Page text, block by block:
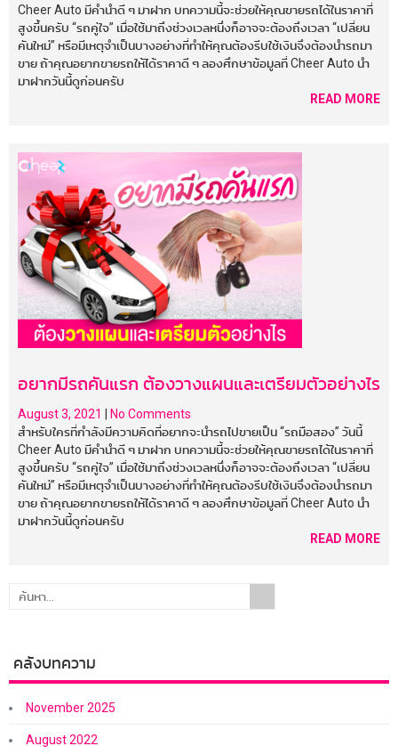
Cheer Auto มีคำนำดี ๆ มาฝาก บทความนี้จะช่วยให้คุณขายรถได้ในราคาที่
สูงขึ้นครับ “รถคู่ใจ” เมื่อใช้มาถึงช่วงเวลหนึ่งก็อาจจะต้องถึงเวลา “เปลี่ยน
คันใหม่” หรือมีเหตุจำเป็นบางอย่างที่ทำให้คุณต้องรีบใช้เงินจึงต้องนำรถมา
ขาย ถ้าคุณอยากขายรถให้ได้ราคาดี ๆ ลองศึกษาข้อมูลที่ Cheer Auto นำ
มาฝากวันนี้ดูก่อนครับ
READ MORE
อยากมีรถคันแรก ต้องวางแผนและเตรียมตัวอย่างไร
August 3, 2021
No Comments
สำหรับใครที่กำลังมีความคิดที่อยากจะนำรถไปขายเป็น “รถมือสอง” วันนี้
Cheer Auto มีคำนำดี ๆ มาฝาก บทความนี้จะช่วยให้คุณขายรถได้ในราคาที่
สูงขึ้นครับ “รถคู่ใจ” เมื่อใช้มาถึงช่วงเวลหนึ่งก็อาจจะต้องถึงเวลา “เปลี่ยน
คันใหม่” หรือมีเหตุจำเป็นบางอย่างที่ทำให้คุณต้องรีบใช้เงินจึงต้องนำรถมา
ขาย ถ้าคุณอยากขายรถให้ได้ราคาดี ๆ ลองศึกษาข้อมูลที่ Cheer Auto นำ
มาฝากวันนี้ดูก่อนครับ
READ MORE
คลังบทความ
November 2025
August 2022